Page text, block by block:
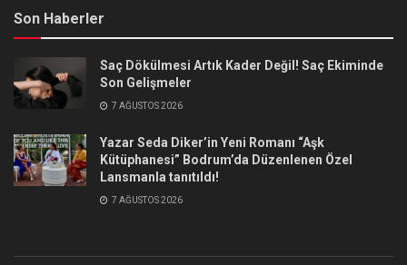
Son Haberler
Saç Dökülmesi Artık Kader Değil! Saç Ekiminde
Son Gelişmeler
7 AĞUSTOS 2026
Yazar Seda Diker’in Yeni Romanı “Aşk
Kütüphanesi” Bodrum’da Düzenlenen Özel
Lansmanla tanıtıldı!
7 AĞUSTOS 2026